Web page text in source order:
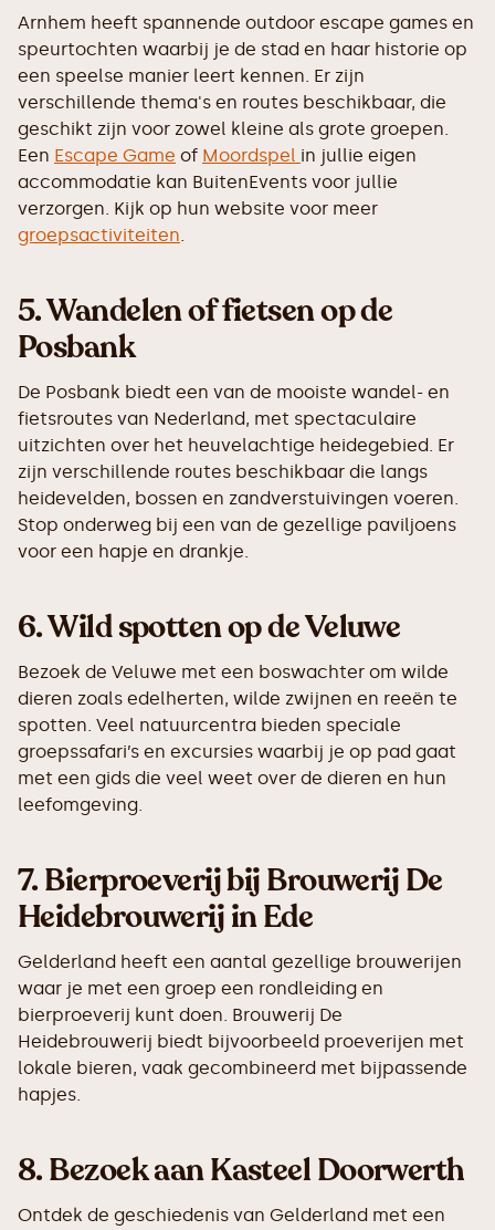
Arnhem heeft spannende outdoor escape games en
speurtochten waarbij je de stad en haar historie op
een speelse manier leert kennen. Er zijn
verschillende thema's en routes beschikbaar, die
geschikt zijn voor zowel kleine als grote groepen.
Een Escape Game of Moordspel in jullie eigen
accommodatie kan BuitenEvents voor jullie
verzorgen. Kijk op hun website voor meer
groepsactiviteiten.
5.Wandelen of fietsen op de
Posbank
De Posbank biedt een van de mooiste wandel- en
fietsroutes van Nederland, met spectaculaire
uitzichten over het heuvelachtige heidegebied. Er
zijn verschillende routes beschikbaar die langs
heidevelden, bossen en zandverstuivingen voeren.
Stop onderweg bij een van de gezellige paviljoens
voor een hapje en drankje.
6.Wild spotten op de Veluwe
Bezoek de Veluwe met een boswachter om wilde
dieren zoals edelherten, wilde zwijnen en reeën te
spotten. Veel natuurcentra bieden speciale
groepssafari’s en excursies waarbij je op pad gaat
met een gids die veel weet over de dieren en hun
leefomgeving.
7.Bierproeverij bij Brouwerij De
Heidebrouwerij in Ede
Gelderland heeft een aantal gezellige brouwerijen
waar je met een groep een rondleiding en
bierproeverij kunt doen. Brouwerij De
Heidebrouwerij biedt bijvoorbeeld proeverijen met
lokale bieren, vaak gecombineerd met bijpassende
hapjes.
8.Bezoek aan Kasteel Doorwerth
Ontdek de geschiedenis van Gelderland met een